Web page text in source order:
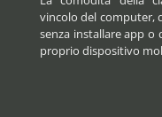
vincolo del computer,
senza installare app
proprio dispositivo